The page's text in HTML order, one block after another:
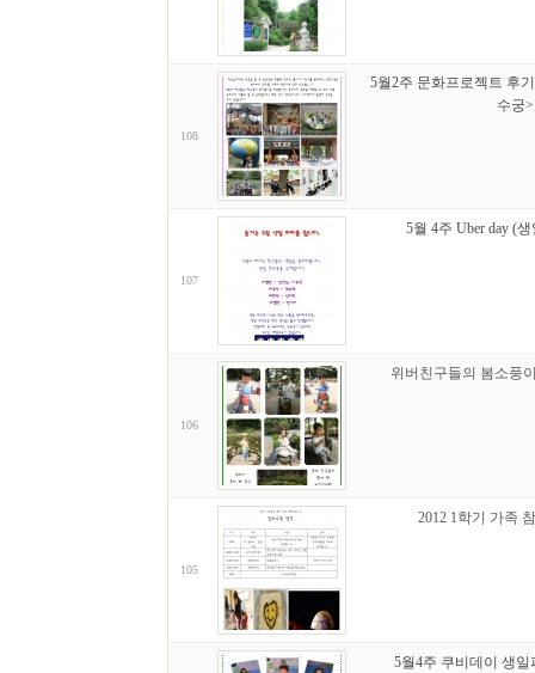
108
5월2주 문화프로젝트 후
수궁>
107
5월 4주 Uber day (
106
위버친구들의 봄소풍
105
2012 1학기 가족
5월4주 쿠비데이 생